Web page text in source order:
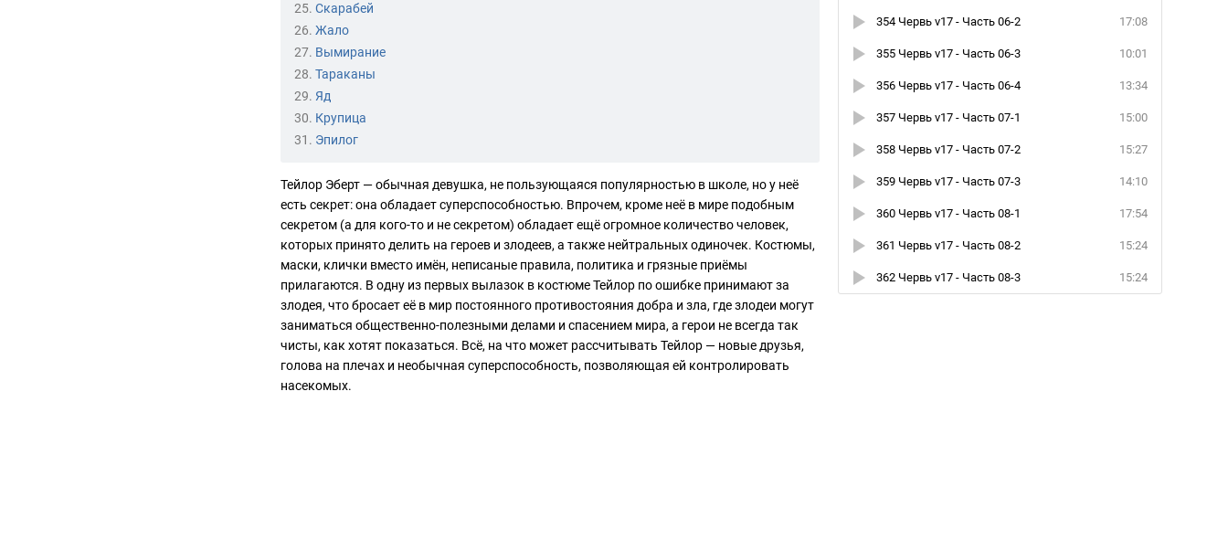
17:08
354 Червь v17 - Часть 06-2
10:01
355 Червь v17 - Часть 06-3
13:34
356 Червь v17 - Часть 06-4
15:00
357 Червь v17 - Часть 07-1
15:27
358 Червь v17 - Часть 07-2
14:10
359 Червь v17 - Часть 07-3
17:54
360 Червь v17 - Часть 08-1
15:24
361 Червь v17 - Часть 08-2
15:24
362 Червь v17 - Часть 08-3
25. Скарабей
26. Жало
27. Вымирание
28. Тараканы
29. Яд
30. Крупица
31. Эпилог
Тейлор Эберт — обычная девушка, не пользующаяся популярностью в школе, но у неё
есть секрет: она обладает суперспособностью. Впрочем, кроме неё в мире подобным
секретом (а для кого-то и не секретом) обладает ещё огромное количество человек,
которых принято делить на героев и злодеев, а также нейтральных одиночек. Костюмы,
маски, клички вместо имён, неписаные правила, политика и грязные приёмы
прилагаются. В одну из первых вылазок в костюме Тейлор по ошибке принимают за
злодея, что бросает её в мир постоянного противостояния добра и зла, где злодеи могут
заниматься общественно-полезными делами и спасением мира, а герои не всегда так
чисты, как хотят показаться. Всё, на что может рассчитывать Тейлор — новые друзья,
голова на плечах и необычная суперспособность, позволяющая ей контролировать
насекомых.